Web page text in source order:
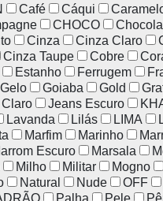
Café Cáqui
CHOCO
Cinza Cinza Claro
Cinza Taupe Cobre
Estanho Ferrugem
Gelo Goiaba Gold
Jeans Escuro
Lavanda Lilás LIMA
Marfim Marinho
Escuro Marsala
Milho Militar Mogno
Natural Nude OFF
Palha Pele